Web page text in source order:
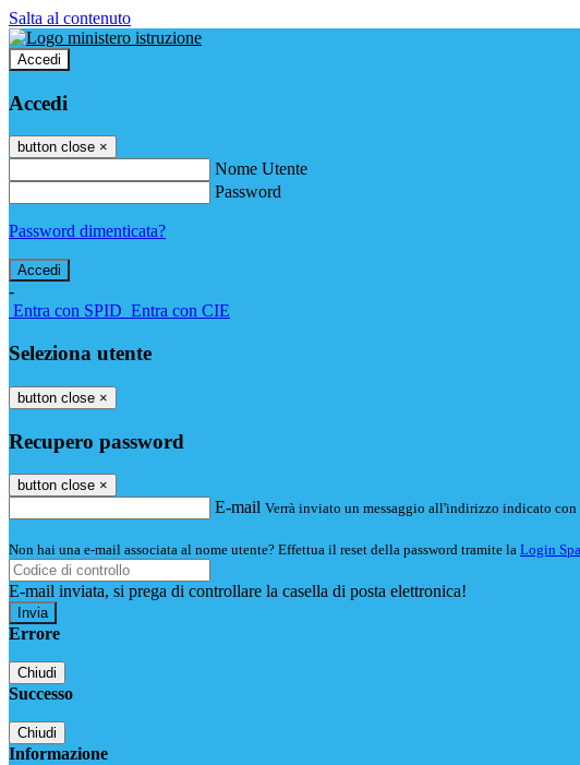
Salta al contenuto
Accedi
Accedi
button close ×
Nome Utente
Password
Password dimenticata?
-
Entra con SPID Entra con CIE
Seleziona utente
button close ×
Recupero password
button close ×
E-mail Verrà inviato un messaggio all'indirizzo indicato con
Non hai una e-mail associata al nome utente? Effettua il reset della password tramite la Login
E-mail inviata, si prega di controllare la casella di posta elettronica!
Errore
Chiudi
Successo
Chiudi
Informazione